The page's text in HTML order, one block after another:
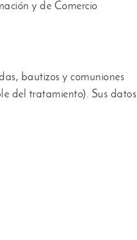
y de Comercio
, bautizos y comuniones
del tratamiento). Sus datos